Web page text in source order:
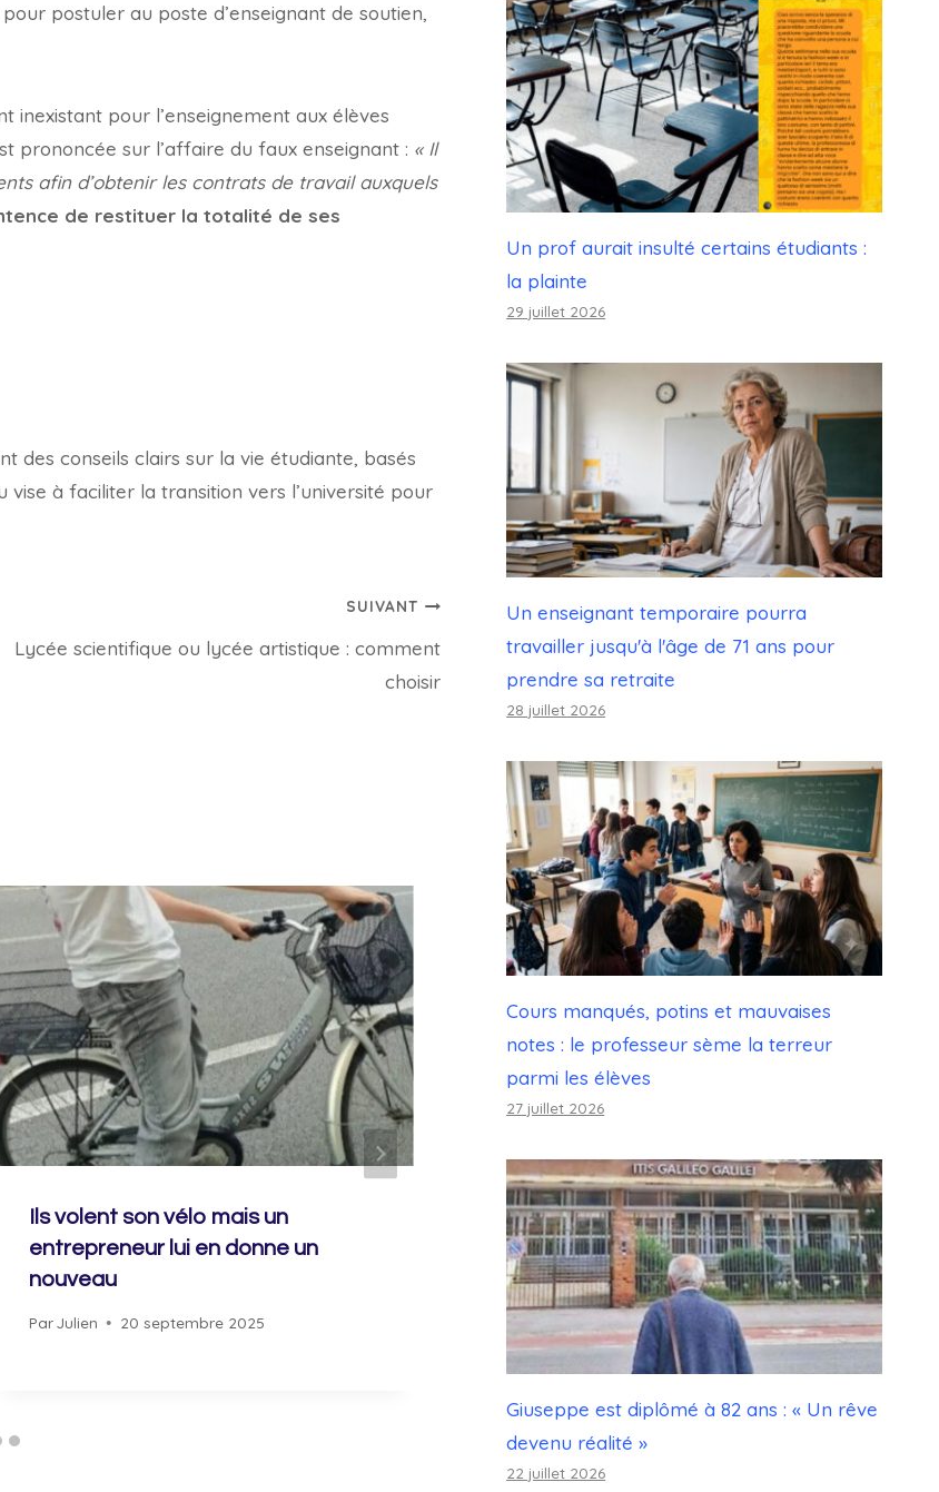
postuler au poste d’enseignant de soutien,
inexistant pour l’enseignement aux élèves
prononcée sur l’affaire du faux enseignant : « Il
afin d’obtenir les contrats de travail auxquels
de restituer la totalité de ses
conseils clairs sur la vie étudiante, basés
à faciliter la transition vers l’université pour
SUIVANT
Lycée scientifique ou lycée artistique : comment
choisir
Ils volent son vélo mais un
entrepreneur lui en donne un
nouveau
Par Julien 20 septembre 2025
l'affaire éclate et Valditara
demande des chèques
Par Julien 20 mars 2024
Un prof aurait insulté certains étudiants :
la plainte
29 juillet 2026
Un enseignant temporaire pourra
travailler jusqu'à l'âge de 71 ans pour
prendre sa retraite
28 juillet 2026
Cours manqués, potins et mauvaises
notes : le professeur sème la terreur
parmi les élèves
27 juillet 2026
Giuseppe est diplômé à 82 ans : « Un rêve
devenu réalité »
22 juillet 2026